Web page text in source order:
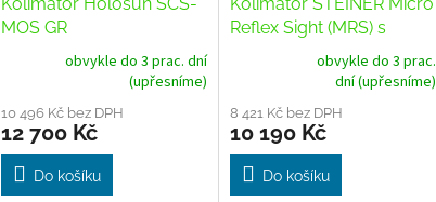
MOS GR
obvykle do 3 prac. dní
(upřesníme)
10 496 Kč bez DPH
12 700 Kč
Do košíku
R
A
Reflex Sight (MRS) s
Picatinny šínou
produktu
je
3,5
obvykle do 3 prac.
dní (upřesníme)
8 421 Kč bez DPH
10 190 Kč
Do košíku